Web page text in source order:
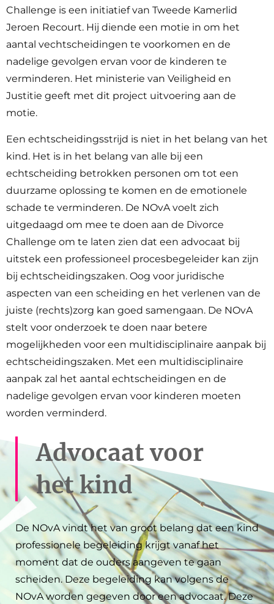
Challenge is een initiatief van Tweede Kamerlid
Jeroen Recourt. Hij diende een motie in om het
aantal vechtscheidingen te voorkomen en de
nadelige gevolgen ervan voor de kinderen te
verminderen. Het ministerie van Veiligheid en
Justitie geeft met dit project uitvoering aan de
motie.
Een echtscheidingsstrijd is niet in het belang van het
kind. Het is in het belang van alle bij een
echtscheiding betrokken personen om tot een
duurzame oplossing te komen en de emotionele
schade te verminderen. De NOvA voelt zich
uitgedaagd om mee te doen aan de Divorce
Challenge om te laten zien dat een advocaat bij
uitstek een professioneel procesbegeleider kan zijn
bij echtscheidingszaken. Oog voor juridische
aspecten van een scheiding en het verlenen van de
juiste (rechts)zorg kan goed samengaan. De NOvA
stelt voor onderzoek te doen naar betere
mogelijkheden voor een multidisciplinaire aanpak bij
echtscheidingszaken. Met een multidisciplinaire
aanpak zal het aantal echtscheidingen en de
nadelige gevolgen ervan voor kinderen moeten
worden verminderd.
Advocaat voor
het kind
De NOvA vindt het van groot belang dat een kind
professionele begeleiding krijgt vanaf het
moment dat de ouders aangeven te gaan
scheiden. Deze begeleiding kan volgens de
NOvA worden gegeven door een advocaat. Deze